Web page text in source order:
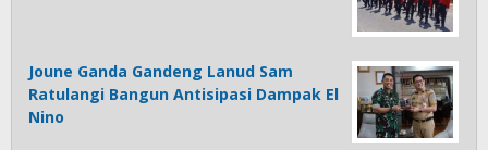
Joune Ganda Gandeng Lanud Sam
Ratulangi Bangun Antisipasi Dampak El
Nino